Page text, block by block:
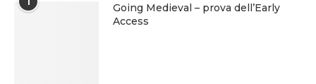
Going Medieval – prova dell’Early
Access